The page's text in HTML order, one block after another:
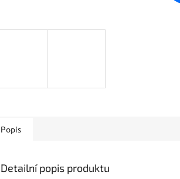
Popis
Detailní popis produktu